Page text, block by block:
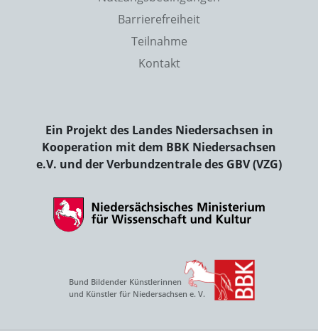
Barrierefreiheit
Teilnahme
Kontakt
Ein Projekt des Landes Niedersachsen in
Kooperation mit dem BBK Niedersachsen
e.V. und der Verbundzentrale des GBV (VZG)
Bund Bildender Künstlerinnen
und Künstler für Niedersachsen e. V.